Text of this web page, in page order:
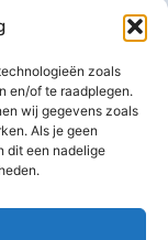
zoals
en/of te raadplegen.
wij gegevens zoals
Als je geen
dit een nadelige